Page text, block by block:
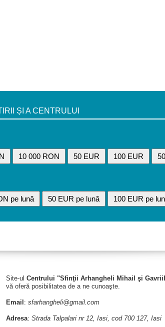
ȘI A CENTRULUI
10 000 RON 50 EUR 100 EUR
pe lună 50 EUR pe lună 100 EUR pe
Site-ul Centrului "Sfinţii Arhangheli Mihail şi
vă oferă posibilitatea de a ne cunoaşte.
Email: sfarhangheli@gmail.com
Adresa: Strada Talpalari nr 12, Iasi, cod 700 127, Iasi